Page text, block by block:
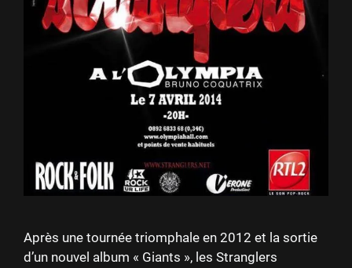
Après une tournée triomphale en 2012 et la sortie
d’un nouvel album « Giants », les Stranglers